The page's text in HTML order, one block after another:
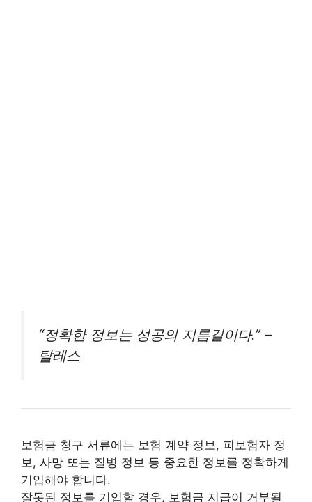
“정확한 정보는 성공의 지름길이다.” –
탈레스
보험금 청구 서류에는 보험 계약 정보, 피보험자 정
보, 사망 또는 질병 정보 등 중요한 정보를 정확하게
기입해야 합니다.
잘못된 정보를 기입할 경우, 보험금 지급이 거부될